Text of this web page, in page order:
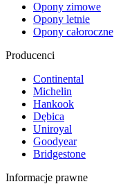
Opony zimowe
Opony letnie
Opony całoroczne
Producenci
Continental
Michelin
Hankook
Dębica
Uniroyal
Goodyear
Bridgestone
Informacje prawne